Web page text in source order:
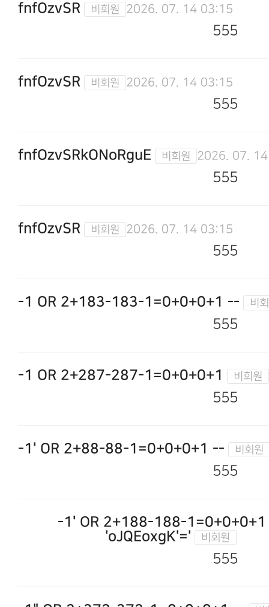
fnfOzvSR 2026. 07. 14 03:15
555
fnfOzvSR 2026. 07. 14 03:15
555
fnfOzvSRkONoRguE 2026. 07.
555
fnfOzvSR 2026. 07. 14 03:15
555
-1 OR 2+183-183-1=0+0+0+1 --
555
-1 OR 2+287-287-1=0+0+0+1
555
-1' OR 2+88-88-1=0+0+0+1 --
555
-1' OR 2+188-188-
'oJQEoxgK'='
555